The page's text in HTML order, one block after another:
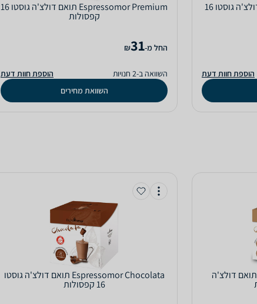
Espressomor Arabika תואם דולצ'ה גוסטו 16
הוספת חוות דעת
Espressomor Premium תואם דולצ'ה גוסטו 16
קפסולות
‫החל מ-31
₪
השוואה ב-2 חנויות
הוספת חוות דעת
השוואת מחירים
Espressomor Cappuccino תואם דולצ'ה Espressomor Chocolata תואם דולצ'ה גוסטו
16 קפסולות